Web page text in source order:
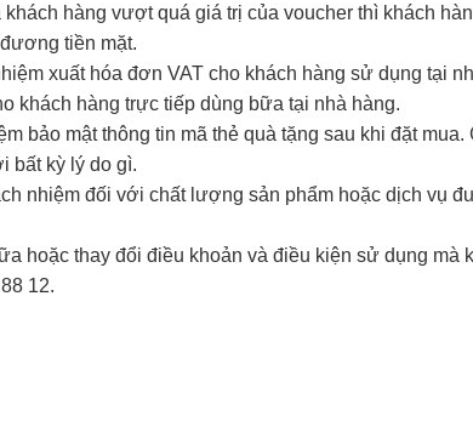
hàng vượt quá giá trị của voucher thì khách
tiền mặt.
xuất hóa đơn VAT cho khách hàng sử dụng tại
khách hàng trực tiếp dùng bữa tại nhà hàng.
bảo mật thông tin mã thẻ quà tặng sau khi đặt
bất kỳ lý do gì.
nhiệm đối với chất lượng sản phẩm hoặc dịch vụ
hoặc thay đổi điều khoản và điều kiện sử dụng mà
12.